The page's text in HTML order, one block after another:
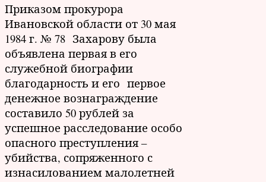
Приказом прокурора
Ивановской области от 30 мая
1984 г. № 78 Захарову была
объявлена первая в его
служебной биографии
благодарность и его первое
денежное вознаграждение
составило 50 рублей за
успешное расследование особо
опасного преступления –
убийства, сопряженного с
изнасилованием малолетней